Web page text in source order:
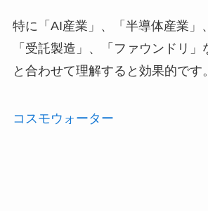
特に「AI産業」、「半導体産業」
「受託製造」、「ファウンドリ
と合わせて理解すると効果的です。
コスモウォーター